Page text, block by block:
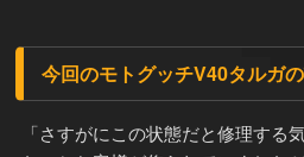
今回のモトグッチV40タルガ
「さすがにこの状態だと修理する